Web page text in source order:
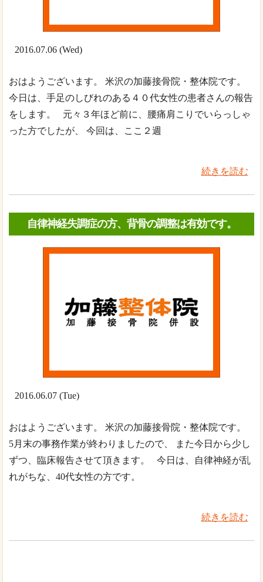
2016.07.06 (Wed)
おはようございます。 米沢の加藤接骨院・整体院です。
今日は、手足のしびれのある４０代女性の患者さんの報告
をします。 元々３年ほど前に、腰痛肩こりでいらっしゃ
った方でしたが、 今回は、ここ２週
続きを読む
自律神経失調症の方、背骨の調整は有効です。
2016.06.07 (Tue)
おはようございます。 米沢の加藤接骨院・整体院です。
5月末の事務作業が終わりましたので、 また今日から少し
ずつ、臨床報告させて頂きます。 今日は、自律神経が乱
れがちな、40代女性の方です。
続きを読む